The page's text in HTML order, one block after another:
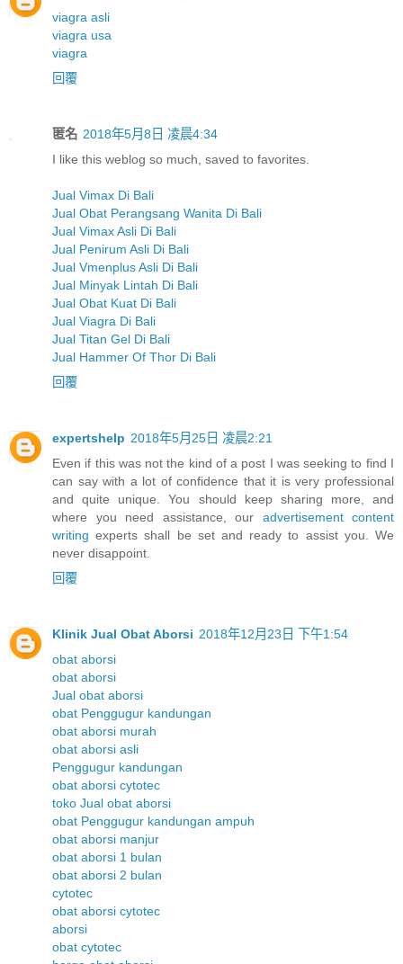
viagra asli
viagra usa
viagra
回覆
匿名 2018年5月8日 凌晨4:34
I like this weblog so much, saved to favorites.
Jual Vimax Di Bali
Jual Obat Perangsang Wanita Di Bali
Jual Vimax Asli Di Bali
Jual Penirum Asli Di Bali
Jual Vmenplus Asli Di Bali
Jual Minyak Lintah Di Bali
Jual Obat Kuat Di Bali
Jual Viagra Di Bali
Jual Titan Gel Di Bali
Jual Hammer Of Thor Di Bali
回覆
expertshelp 2018年5月25日 凌晨2:21
Even if this was not the kind of a post I was seeking to find I
can say with a lot of confidence that it is very professional
and quite unique. You should keep sharing more, and
where you need assistance, our advertisement content
writing experts shall be set and ready to assist you. We
never disappoint.
回覆
Klinik Jual Obat Aborsi 2018年12月23日 下午1:54
obat aborsi
obat aborsi
Jual obat aborsi
obat Penggugur kandungan
obat aborsi murah
obat aborsi asli
Penggugur kandungan
obat aborsi cytotec
toko Jual obat aborsi
obat Penggugur kandungan ampuh
obat aborsi manjur
obat aborsi 1 bulan
obat aborsi 2 bulan
cytotec
obat aborsi cytotec
aborsi
obat cytotec